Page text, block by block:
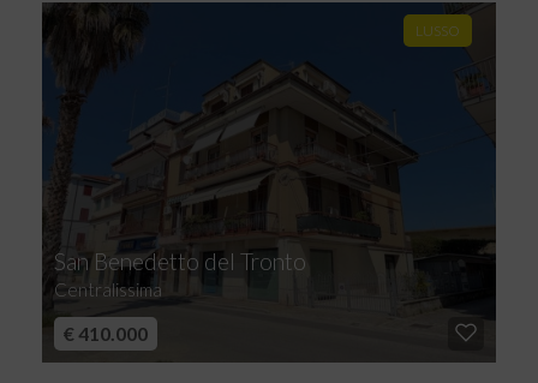
LUSSO
San Benedetto del Tronto
Centralissima
€ 410.000